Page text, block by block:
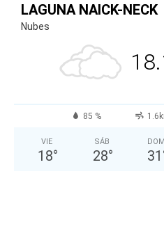
LAGUNA NAICK-NECK
Nubes
85 %
VIE
18°
SÁB
28°
DOM
31